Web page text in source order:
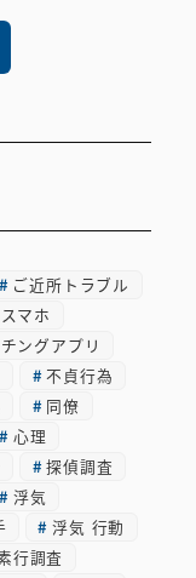
ご近所トラブル
スマホ
ングアプリ
不貞行為
同僚
心理
探偵調査
浮気
浮気 行動
行調査